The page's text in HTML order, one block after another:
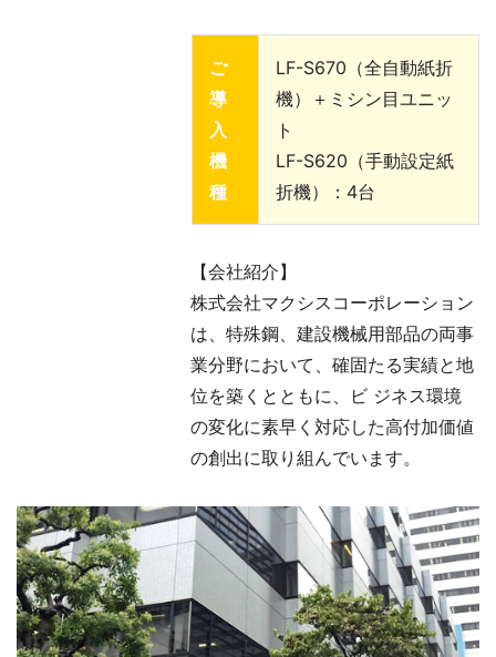
ご
導
入
機
種
LF-S670（全自動紙折
機）＋ミシン目ユニッ
ト
LF-S620（手動設定紙
折機）：4台
【会社紹介】
株式会社マクシスコーポレーション
は、特殊鋼、建設機械⽤部品の両事
業分野において、確固たる実績と地
位を築くとともに、ビ ジネス環境
の変化に素早く対応した⾼付加価値
の創出に取り組んでいます。